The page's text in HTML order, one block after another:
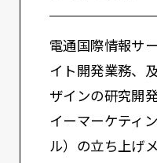
電通国際情報サ
イト開発業務、
ザインの研究開
イーマーケティ
ル）の立ち上げ